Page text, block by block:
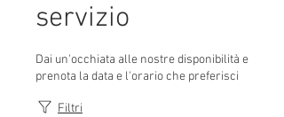
servizio
Dai un'occhiata alle nostre disponibilità e
prenota la data e l'orario che preferisci
Filtri